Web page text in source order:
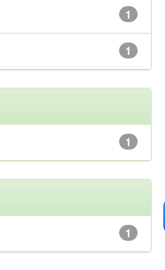
1
1
1
1